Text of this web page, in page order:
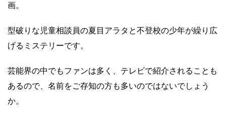
画。
型破りな児童相談員の夏目アラタと不登校の少年が繰り広
げるミステリーです。
芸能界の中でもファンは多く、テレビで紹介されることも
あるので、名前をご存知の方も多いのではないでしょう
か。